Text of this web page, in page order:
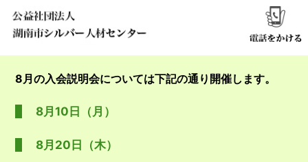
8月の入会説明会については下記の通り開催します。
8月10日（月）
8月20日（木）